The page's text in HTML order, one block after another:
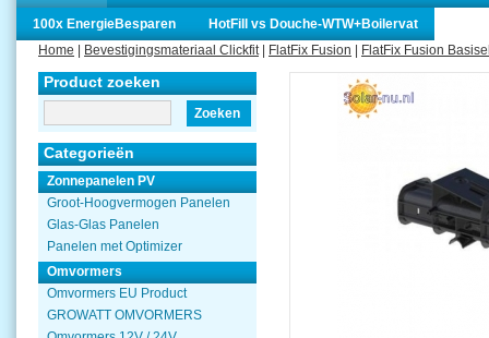
100x EnergieBesparen
HotFill vs Douche-WTW+Boilervat
Home
Bevestigingsmateriaal Clickfit| FlatFix Fusion FlatFix Fusion
Product zoeken
Zoeken
Categorieën
Zonnepanelen PV
Groot-Hoogvermogen Panelen
Glas-Glas Panelen
Panelen met Optimizer
Omvormers
Omvormers EU Product
GROWATT OMVORMERS